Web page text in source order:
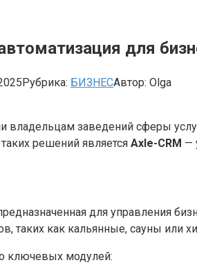
для
Рубрика: БИЗНЕСАвтор: Olga
владельцам заведений сферы
решений является Axle-CRM —
для управления
таких как кальянные, сауны или
ключевых модулей: